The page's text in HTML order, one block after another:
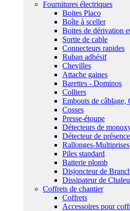
Fournitures électriques
Boites Placo
Boîte à sceller
Boites de dérivation
Sortie de cable
Connecteurs rapides
Ruban adhésif
Chevilles
Attache gaines
Barettes - Dominos
Colliers
Embouts de câblage,
Cosses
Presse-étoupe
Détecteurs de
Détecteur de
Rallonges-Multiprises
Piles standard
Batterie plomb
Disjoncteur de
Dissipateur de
Coffrets de chantier
Coffrets
Accessoires pour